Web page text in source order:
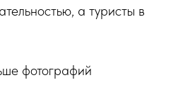
а туристы в
фотографий